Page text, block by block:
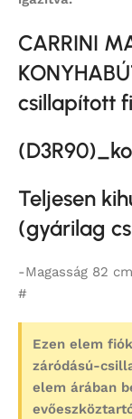
CARRINI
csillapított
(D3R90
Teljesen
(gyárilag
-Magasság 82
#
Ezen elem
záródású-
elem árában